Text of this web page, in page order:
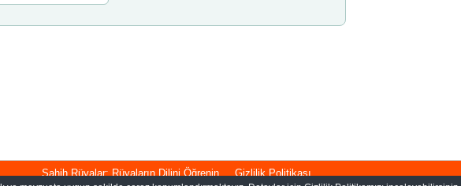
Sahih Rüyalar: Rüyaların Dilini Öğrenin Gizlilik Politikası